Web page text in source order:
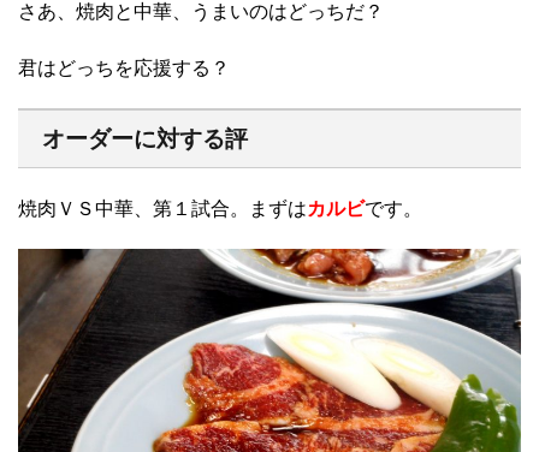
さあ、焼肉と中華、うまいのはどっちだ？
君はどっちを応援する？
オーダーに対する評
焼肉ＶＳ中華、第１試合。まずはカルビです。